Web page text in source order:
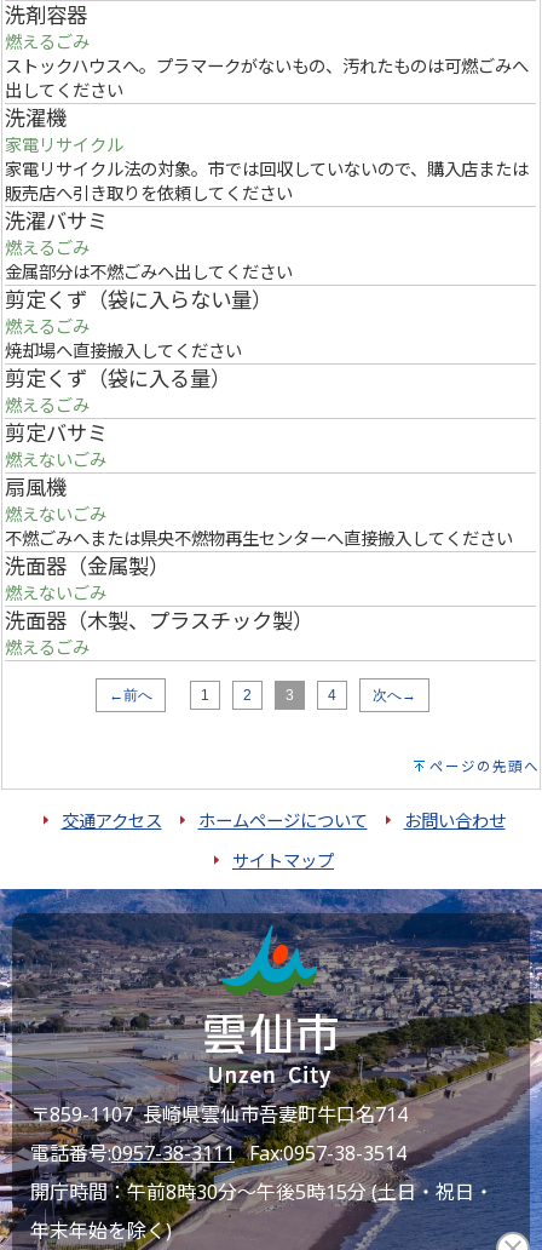
洗剤容器
燃えるごみ
ストックハウスへ。プラマークがないもの、汚れたものは可燃ごみへ
出してください
洗濯機
家電リサイクル
家電リサイクル法の対象。市では回収していないので、購入店または
販売店へ引き取りを依頼してください
洗濯バサミ
燃えるごみ
金属部分は不燃ごみへ出してください
剪定くず（袋に入らない量）
燃えるごみ
焼却場へ直接搬入してください
剪定くず（袋に入る量）
燃えるごみ
剪定バサミ
燃えないごみ
扇風機
燃えないごみ
不燃ごみへまたは県央不燃物再生センターへ直接搬入してください
洗面器（金属製）
燃えないごみ
洗面器（木製、プラスチック製）
燃えるごみ
←前へ 1 2 3 4 次へ→
ページの先頭へ
交通アクセス ホームページについて
お問い合わせ
サイトマップ
〒859-1107 長崎県雲仙市吾妻町牛口名714
電話番号:0957-38-3111Fax:0957-38-3514
開庁時間：午前8時30分～午後5時15分 (土日・祝日・
年末年始を除く)